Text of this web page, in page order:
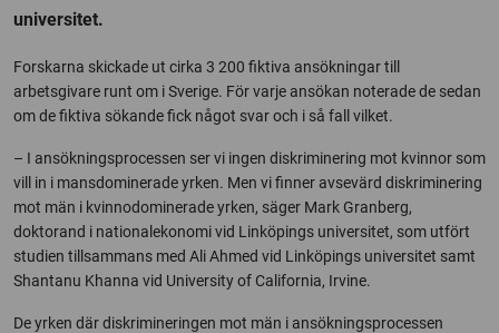
universitet.
Forskarna skickade ut cirka 3 200 fiktiva ansökningar till
arbetsgivare runt om i Sverige. För varje ansökan noterade de sedan
om de fiktiva sökande fick något svar och i så fall vilket.
– I ansökningsprocessen ser vi ingen diskriminering mot kvinnor som
vill in i mansdominerade yrken. Men vi finner avsevärd diskriminering
mot män i kvinnodominerade yrken, säger Mark Granberg,
doktorand i nationalekonomi vid Linköpings universitet, som utfört
studien tillsammans med Ali Ahmed vid Linköpings universitet samt
Shantanu Khanna vid University of California, Irvine.
De yrken där diskrimineringen mot män i ansökningsprocessen